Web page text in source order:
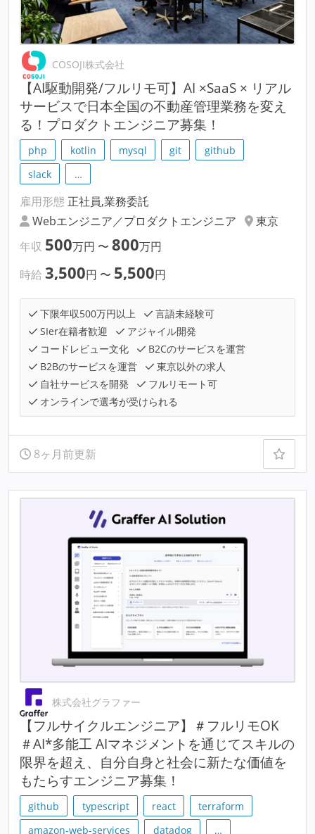
COSOJI株式会社
【AI駆動開発/フルリモ可】AI ×SaaS × リアル
サービスで日本全国の不動産管理業務を変え
る！プロダクトエンジニア募集！
php kotlin mysql git
github
slack
…
雇用形態 正社員,業務委託
Webエンジニア／プロダクトエンジニア
東京
年収 500万円 〜 800万円
時給 3,500円 〜 5,500円
下限年収500万円以上
言語未経験可
SIer在籍者歓迎
アジャイル開発
コードレビュー文化
B2Cのサービスを運営
B2Bのサービスを運営
東京以外の求人
自社サービスを開発
フルリモート可
オンラインで選考が受けられる
8ヶ月前更新
株式会社グラファー
【フルサイクルエンジニア】＃フルリモOK
＃AI*多能工 AIマネジメントを通じてスキルの
限界を超え、自分自身と社会に新たな価値を
もたらすエンジニア募集！
github typescript react
terraform
amazon-web-services
datadog …